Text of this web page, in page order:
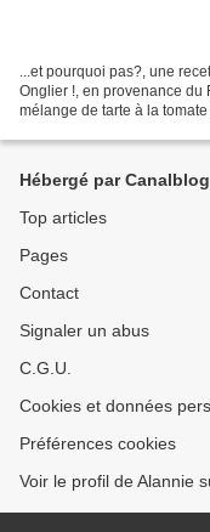
...et pourquoi pas?, une
Onglier !, en provenance du
mélange de tarte à la
Hébergé par Canalblog
Top articles
Pages
Contact
Signaler un abus
C.G.U.
Cookies et données
Préférences cookies
Voir le profil de Alannie